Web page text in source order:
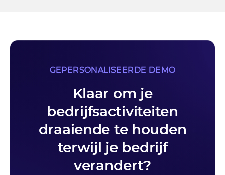
GEPERSONALISEERDE DEMO
Klaar om je
bedrijfsactiviteiten
draaiende te houden
terwijl je bedrijf
verandert?